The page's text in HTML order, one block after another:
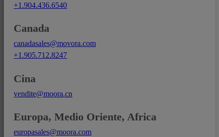
+1.904.436.6540
Canada
canadasales@movora.com
+1.905.712.8247
Cina
vendite@moora.cn
Europa, Medio Oriente, Africa
europasales@moora.com